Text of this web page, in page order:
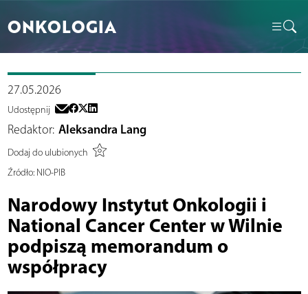
ONKOLOGIA
27.05.2026
Udostępnij
Redaktor: Aleksandra Lang
Dodaj do ulubionych
Źródło:NIO-PIB
Narodowy Instytut Onkologii i
National Cancer Center w Wilnie
podpiszą memorandum o
współpracy